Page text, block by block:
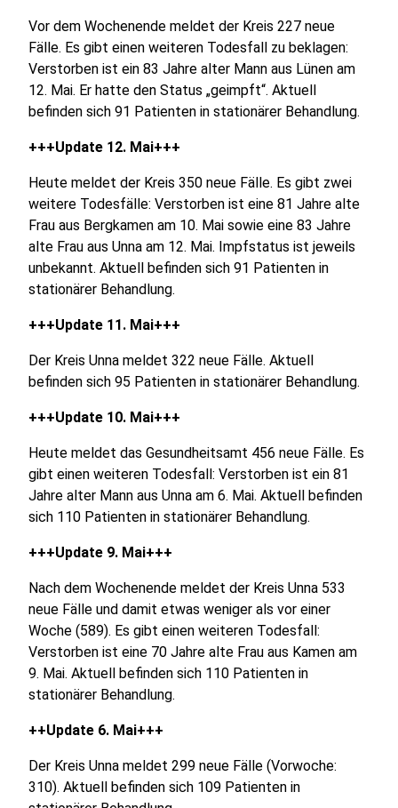
Vor dem Wochenende meldet der Kreis 227 neue
Fälle. Es gibt einen weiteren Todesfall zu beklagen:
Verstorben ist ein 83 Jahre alter Mann aus Lünen am
12. Mai. Er hatte den Status „geimpft“. Aktuell
befinden sich 91 Patienten in stationärer Behandlung.
+++Update 12. Mai+++
Heute meldet der Kreis 350 neue Fälle. Es gibt zwei
weitere Todesfälle: Verstorben ist eine 81 Jahre alte
Frau aus Bergkamen am 10. Mai sowie eine 83 Jahre
alte Frau aus Unna am 12. Mai. Impfstatus ist jeweils
unbekannt. Aktuell befinden sich 91 Patienten in
stationärer Behandlung.
+++Update 11. Mai+++
Der Kreis Unna meldet 322 neue Fälle. Aktuell
befinden sich 95 Patienten in stationärer Behandlung.
+++Update 10. Mai+++
Heute meldet das Gesundheitsamt 456 neue Fälle. Es
gibt einen weiteren Todesfall: Verstorben ist ein 81
Jahre alter Mann aus Unna am 6. Mai. Aktuell befinden
sich 110 Patienten in stationärer Behandlung.
+++Update 9. Mai+++
Nach dem Wochenende meldet der Kreis Unna 533
neue Fälle und damit etwas weniger als vor einer
Woche (589). Es gibt einen weiteren Todesfall:
Verstorben ist eine 70 Jahre alte Frau aus Kamen am
9. Mai. Aktuell befinden sich 110 Patienten in
stationärer Behandlung.
++Update 6. Mai+++
Der Kreis Unna meldet 299 neue Fälle (Vorwoche:
310). Aktuell befinden sich 109 Patienten in